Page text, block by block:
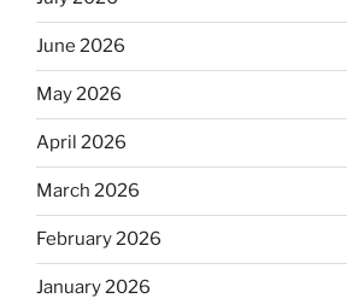
June 2026
May 2026
April 2026
March 2026
February 2026
January 2026